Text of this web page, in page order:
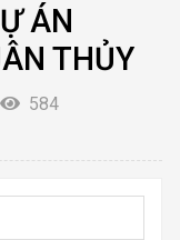
ÁN
THỦY
584